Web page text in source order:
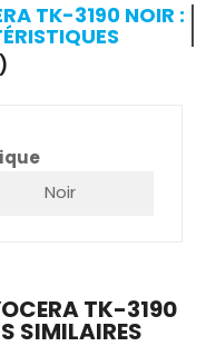
TK-3190 NOIR :
Noir
TK-3190
SIMILAIRES